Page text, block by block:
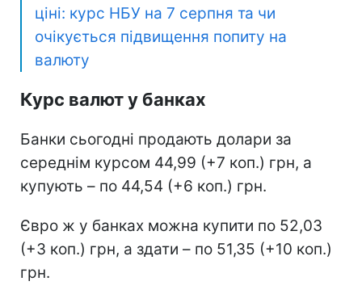
ціні: курс НБУ на 7 серпня та чи
очікується підвищення попиту на
валюту
Курс валют у банках
Банки сьогодні продають долари за
середнім курсом 44,99 (+7 коп.) грн, а
купують – по 44,54 (+6 коп.) грн.
Євро ж у банках можна купити по 52,03
(+3 коп.) грн, а здати – по 51,35 (+10 коп.)
грн.